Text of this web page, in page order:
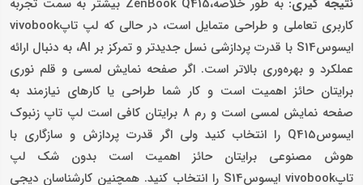
نتیجه گیری:
به طور خلاصه،ZenBook Q415 بیشتر به سمت تجربه
کاربری تعاملی و طراحی متمایل است، در حالی که لپ تاپvivobook
ایسوسS14 با قدرت پردازشی نسل جدیدتر و تمرکز بر AI، به دنبال ارائه
عملکرد و بهره‌وری بالاتر است. اگر صفحه نمایش لمسی و قلم نوری
برایتان حائز اهمیت است و کار شما طراحی یا کارهای نیازمند به
صفحه نمایش لمسی است و رم 8 برایتان کافی است لپ تاپ زنبوک
ایسوسQ415 را انتخاب کنید ولی اگر قدرت پردازش و سازگاری با
هوش مصنوعی برایتان حائز اهمیت است بدون شک لپ
تاپvivobook ایسوسS14 را انتخاب کنید. همچنین کارشناسان دیجی